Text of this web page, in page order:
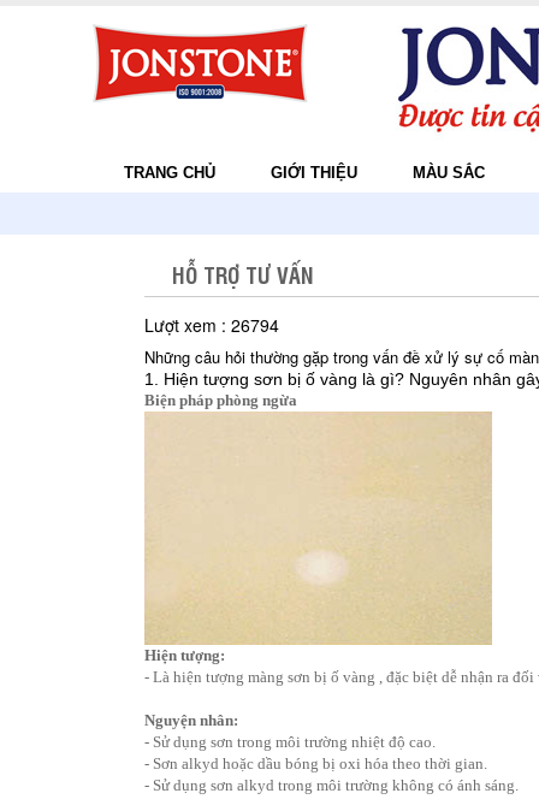
TRANG CHỦ GIỚI THIỆU MÀU SẮC
HỖ TRỢ TƯ VẤN
Lượt xem : 26794
Những câu hỏi thường gặp trong vấn đề xử lý sự cố
1. Hiện tượng sơn bị ố vàng là gì? Nguyên nhân
Biện pháp phòng ngừa
Hiện tượng:
- Là hiện tượng màng sơn bị ố vàng , đặc biệt dễ nhận ra
Nguyện nhân:
- Sử dụng sơn trong môi trường nhiệt độ cao.
- Sơn alkyd hoặc dầu bóng bị oxi hóa theo thời gian.
- Sử dụng sơn alkyd trong môi trường không có ánh sáng.